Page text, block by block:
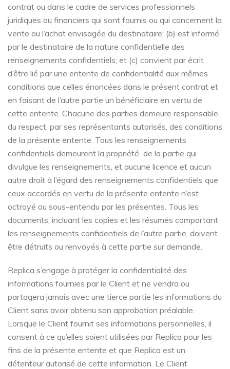
contrat ou dans le cadre de services professionnels
juridiques ou financiers qui sont fournis ou qui concernent la
vente ou l’achat envisagée du destinataire; (b) est informé
par le destinataire de la nature confidentielle des
renseignements confidentiels; et (c) convient par écrit
d’être lié par une entente de confidentialité aux mêmes
conditions que celles énoncées dans le présent contrat et
en faisant de l’autre partie un bénéficiaire en vertu de
cette entente. Chacune des parties demeure responsable
du respect, par ses représentants autorisés, des conditions
de la présente entente. Tous les renseignements
confidentiels demeurent la propriété de la partie qui
divulgue les renseignements, et aucune licence et aucun
autre droit à l’égard des renseignements confidentiels que
ceux accordés en vertu de la présente entente n’est
octroyé ou sous-entendu par les présentes. Tous les
documents, incluant les copies et les résumés comportant
les renseignements confidentiels de l’autre partie, doivent
être détruits ou renvoyés à cette partie sur demande.
Replica s’engage à protéger la confidentialité des
informations fournies par le Client et ne vendra ou
partagera jamais avec une tierce partie les informations du
Client sans avoir obtenu son approbation préalable.
Lorsque le Client fournit ses informations personnelles, il
consent à ce qu’elles soient utilisées par Replica pour les
fins de la présente entente et que Replica est un
détenteur autorisé de cette information. Le Client